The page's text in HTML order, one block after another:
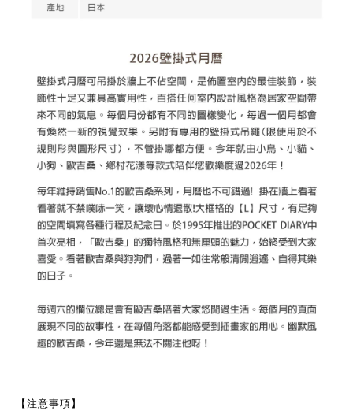
【注意事項】